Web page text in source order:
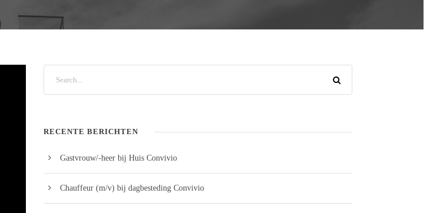
RECENTE BERICHTEN
Gastvrouw/-heer bij Huis Convivio
Chauffeur (m/v) bij dagbesteding Convivio